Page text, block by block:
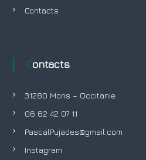
Contacts
Contacts
31280 Mons – Occitanie
06 62 42 07 11
PascalPujades@gmail.com
Instagram